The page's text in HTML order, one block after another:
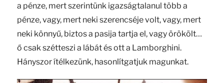
a pénze, mert szerintünk igazságtalanul több a
pénze, vagy, mert neki szerencséje volt, vagy, mert
neki könnyű, biztos a pasija tartja el, vagy örökölt…
ő csak szétteszi a lábát és ott a Lamborghini.
Hányszor ítélkezünk, hasonlítgatjuk magunkat.